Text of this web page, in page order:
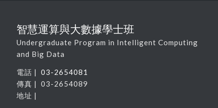
智慧運算與大數據學士班
Undergraduate Program in Intelligent Computing
and Big Data
電話 | 03-2654081
傳真 | 03-2654089
地址 |